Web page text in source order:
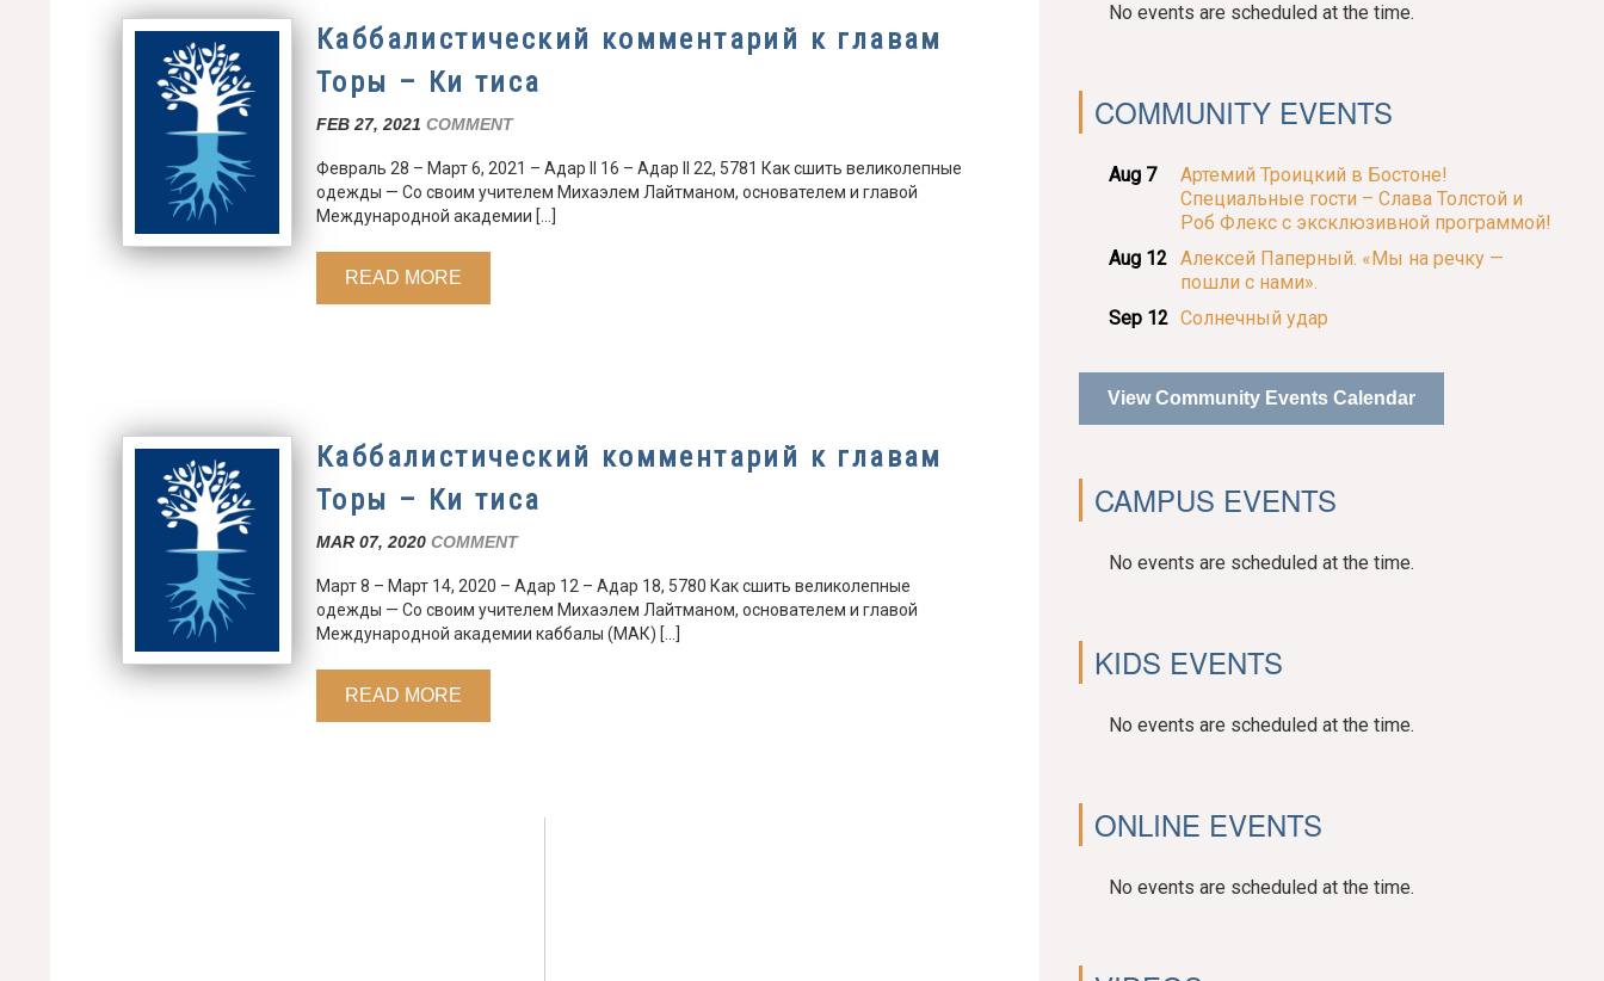
Каббалистический комментарий к главам
Торы – Ки тиса
FEB 27, 2021 COMMENT
Февраль 28 – Март 6, 2021 – Адар II 16 – Адар II 22, 5781 Как сшить великолепные
одежды — Со своим учителем Михаэлем Лайтманом, основателем и главой
Международной академии […]
READ MORE
Каббалистический комментарий к главам
Торы – Ки тиса
MAR 07, 2020 COMMENT
Март 8 – Март 14, 2020 – Адар 12 – Адар 18, 5780 Как сшить великолепные
одежды — Со своим учителем Михаэлем Лайтманом, основателем и главой
Международной академии каббалы (МАК) […]
READ MORE
No events are scheduled at the time.
COMMUNITY EVENTS
Aug 7
Артемий Троицкий в Бостоне!
Специальные гости – Слава Толстой и
Роб Флекс с эксклюзивной программой!
Aug 12
Алексей Паперный. «Мы на речку —
пошли с нами».
Sep 12 Солнечный удар
View Community Events Calendar
CAMPUS EVENTS
No events are scheduled at the time.
KIDS EVENTS
No events are scheduled at the time.
ONLINE EVENTS
No events are scheduled at the time.